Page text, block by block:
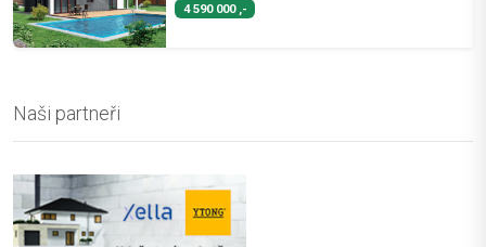
4 590 000 ,-
Naši partneři